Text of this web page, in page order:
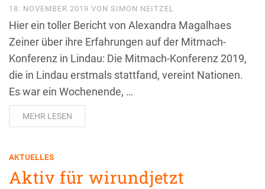
18. NOVEMBER 2019 VON SIMON NEITZEL
Hier ein toller Bericht von Alexandra Magalhaes
Zeiner über ihre Erfahrungen auf der Mitmach-
Konferenz in Lindau: Die Mitmach-Konferenz 2019,
die in Lindau erstmals stattfand, vereint Nationen.
Es war ein Wochenende, …
MEHR LESEN
AKTUELLES
Aktiv für wirundjetzt